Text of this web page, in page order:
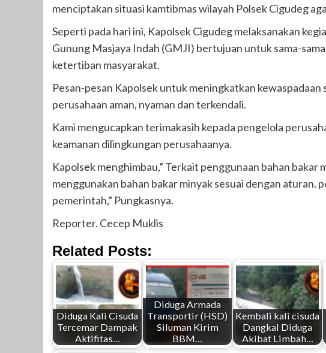
menciptakan situasi kamtibmas wilayah Polsek Cigudeg
Seperti pada hari ini, Kapolsek Cigudeg melaksanakan
Gunung Masjaya Indah (GMJI) bertujuan untuk sama-
ketertiban masyarakat.
Pesan-pesan Kapolsek untuk meningkatkan
perusahaan aman, nyaman dan terkendali.
Kami mengucapkan terimakasih kepada pengelola
keamanan dilingkungan perusahaanya.
Kapolsek menghimbau,” Terkait penggunaan bahan
menggunakan bahan bakar minyak sesuai dengan aturan.
pemerintah,” Pungkasnya.
Reporter. Cecep Muklis
Related Posts:
Diduga Kali Cisuda
Tercemar Dampak
Aktifitas…
Diduga Armada
Transportir (HSD)
Siluman Kirim
BBM…
Kembali kali cisuda
Dangkal Diduga
Akibat Limbah…